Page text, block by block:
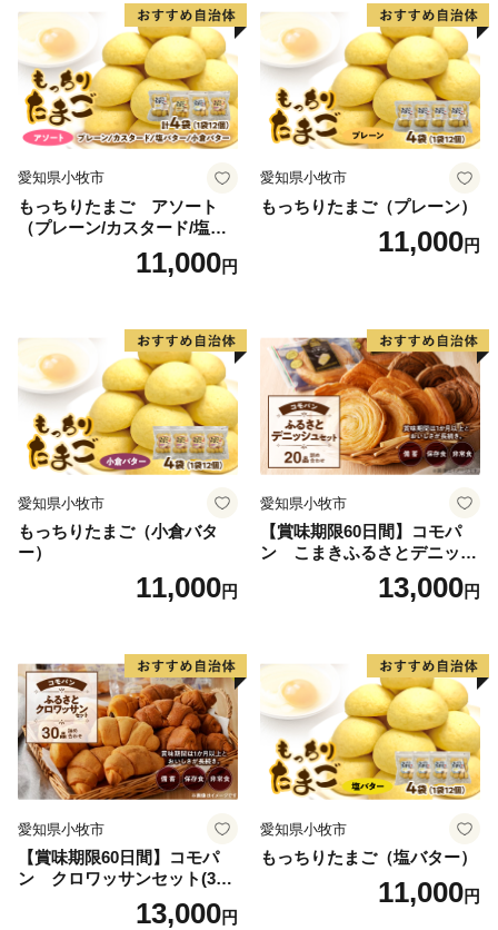
愛知県小牧市
もっちりたまご アソート
（プレーン/カスタード/塩バ
ター/小倉バター）11,000円
愛知県小牧市
もっちりたまご（プレーン）
11,000円
愛知県小牧市
もっちりたまご（小倉バタ
ー）
11,000円
愛知県小牧市
【賞味期限60日間】コモパ
ン こまきふるさとデニッシ
ュセット（20個入り）／災害
用備蓄 保存食 非常食 防災グ
13,000円
愛知県小牧市
【賞味期限60日間】コモパ
ン クロワッサンセット(30
個入り)／災害用備蓄 保存食
非常食 防災グッズにも
13,000円
愛知県小牧市
もっちりたまご（塩バター）
11,000円